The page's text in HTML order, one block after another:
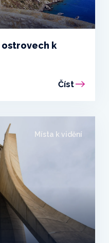
ostrovech k
Číst
Místa k vidění